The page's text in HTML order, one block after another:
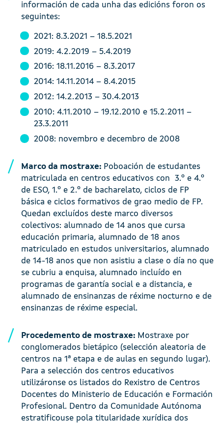
información de cada unha das edicións foron os
seguintes:
2021: 8.3.2021 – 18.5.2021
2019: 4.2.2019 – 5.4.2019
2016: 18.11.2016 – 8.3.2017
2014: 14.11.2014 – 8.4.2015
2012: 14.2.2013 – 30.4.2013
2010: 4.11.2010 – 19.12.2010 e 15.2.2011 –
23.3.2011
2008: novembro e decembro de 2008
Marco da mostraxe: Poboación de estudantes
matriculada en centros educativos con 3.º e 4.º
de ESO, 1.º e 2.º de bacharelato, ciclos de FP
básica e ciclos formativos de grao medio de FP.
Quedan excluídos deste marco diversos
colectivos: alumnado de 14 anos que cursa
educación primaria, alumnado de 18 anos
matriculado en estudos universitarios, alumnado
de 14-18 anos que non asistiu a clase o día no que
se cubriu a enquisa, alumnado incluído en
programas de garantía social e a distancia, e
alumnado de ensinanzas de réxime nocturno e de
ensinanzas de réxime especial.
Procedemento de mostraxe: Mostraxe por
conglomerados bietápico (selección aleatoria de
centros na 1ª etapa e de aulas en segundo lugar).
Para a selección dos centros educativos
utilizáronse os listados do Rexistro de Centros
Docentes do Ministerio de Educación e Formación
Profesional. Dentro da Comunidade Autónoma
estratificouse pola titularidade xurídica dos